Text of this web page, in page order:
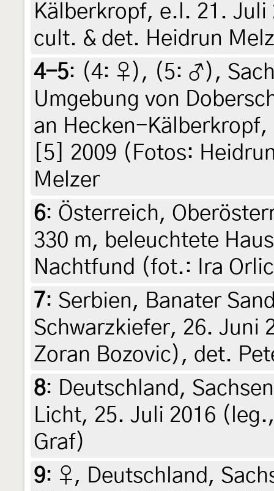
Kälberkropf, e.l. 21.
cult. & det. Heidrun
4-5: (4: ♀ ), (5: ♂ ),
Umgebung von
an Hecken-
[5] 2009 (Fotos:
Melzer
6: Österreich,
330 m, beleuchtete
Nachtfund (fot.: Ira
7: Serbien, Banater
Schwarzkiefer, 26. Juni
Zoran Bozovic), det.
8: Deutschland,
Licht, 25. Juli 2016
Graf)
9: ♀, Deutschland,